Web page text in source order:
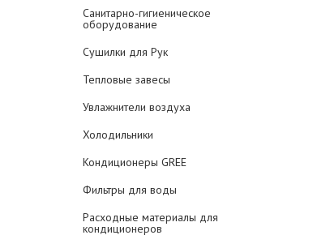
Санитарно-гигиеническое
оборудование
Сушилки для Рук
Тепловые завесы
Увлажнители воздуха
Холодильники
Кондиционеры GREE
Фильтры для воды
Расходные материалы для
кондиционеров